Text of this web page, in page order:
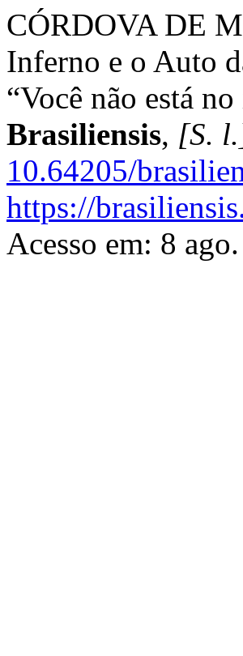
CÓRDOVA DE
Inferno e o Auto
“Você não está
Brasiliensis, [S.
10.64205/
https://
Acesso em: 8